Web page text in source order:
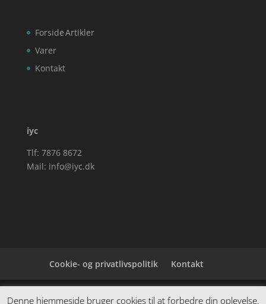
Forside
Varer
Kontakt
Artikler
iyc
Tlf: 7876 8672
Mail: info@iyc.dk
Cookie- og privatlivspolitik Kontakt
Denne hjemmeside samler et bredt udvalg af
Denne hjemmeside bruger cookies til at forbedre din oplevelse.